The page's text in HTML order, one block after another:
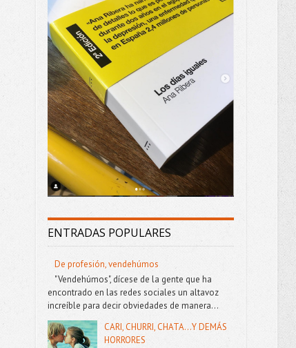
ENTRADAS POPULARES
De profesión, vendehúmos
"Vendehúmos", dícese de la gente que ha
encontrado en las redes sociales un altavoz
increíble para decir obviedades de manera...
CARI, CHURRI, CHATA...Y DEMÁS
HORRORES